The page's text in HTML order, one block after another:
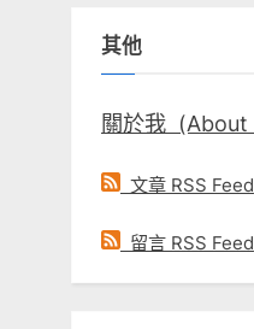
字:
其他
關於我 (About
文章 RSS Feed
留言 RSS Feed